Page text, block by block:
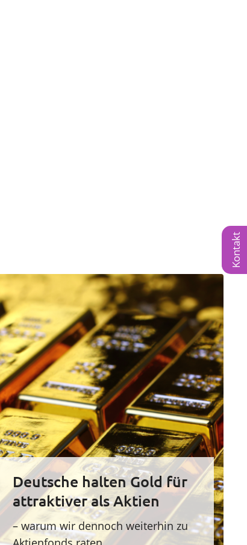
Deutsche halten Gold für
attraktiver als Aktien
– warum wir dennoch weiterhin zu
Kontakt